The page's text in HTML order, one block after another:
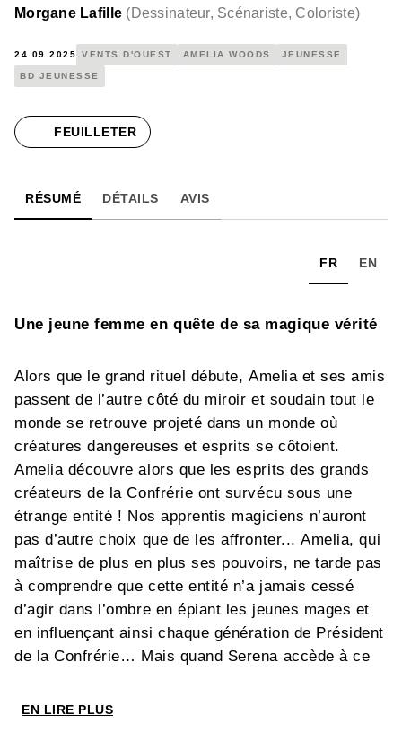
Morgane Lafille (Dessinateur, Scénariste, Coloriste)
24.09.2025 VENTS D'OUEST AMELIA WOODS JEUNESSE
BD JEUNESSE
FEUILLETER
RÉSUMÉ DÉTAILS AVIS
FR EN
Une jeune femme en quête de sa magique vérité
Alors que le grand rituel débute, Amelia et ses amis
passent de l’autre côté du miroir et soudain tout le
monde se retrouve projeté dans un monde où
créatures dangereuses et esprits se côtoient.
Amelia découvre alors que les esprits des grands
créateurs de la Confrérie ont survécu sous une
étrange entité ! Nos apprentis magiciens n’auront
pas d’autre choix que de les affronter... Amelia, qui
maîtrise de plus en plus ses pouvoirs, ne tarde pas
à comprendre que cette entité n’a jamais cessé
d’agir dans l’ombre en épiant les jeunes mages et
en influençant ainsi chaque génération de Président
de la Confrérie… Mais quand Serena accède à ce
décident de manipuler en secret sa sœur Heme
EN LIRE PLUS